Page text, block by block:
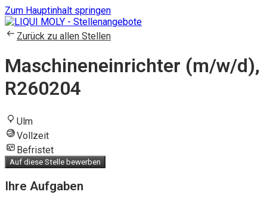
Zum Hauptinhalt springen
Zurück zu allen Stellen
Maschineneinrichter (m/w/d),
R260204
Ulm
Vollzeit
Befristet
Auf diese Stelle bewerben
Ihre Aufgaben